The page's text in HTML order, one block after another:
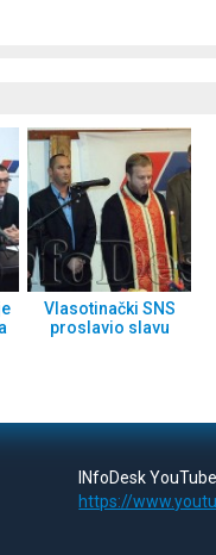
Vlasotinački SNS
proslavio slavu
INfoDesk YouTube
https://